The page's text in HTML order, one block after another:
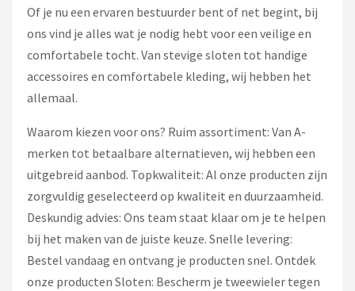
Of je nu een ervaren bestuurder bent of net begint, bij
ons vind je alles wat je nodig hebt voor een veilige en
comfortabele tocht. Van stevige sloten tot handige
accessoires en comfortabele kleding, wij hebben het
allemaal.
Waarom kiezen voor ons? Ruim assortiment: Van A-
merken tot betaalbare alternatieven, wij hebben een
uitgebreid aanbod. Topkwaliteit: Al onze producten zijn
zorgvuldig geselecteerd op kwaliteit en duurzaamheid.
Deskundig advies: Ons team staat klaar om je te helpen
bij het maken van de juiste keuze. Snelle levering:
Bestel vandaag en ontvang je producten snel. Ontdek
onze producten Sloten: Bescherm je tweewieler tegen